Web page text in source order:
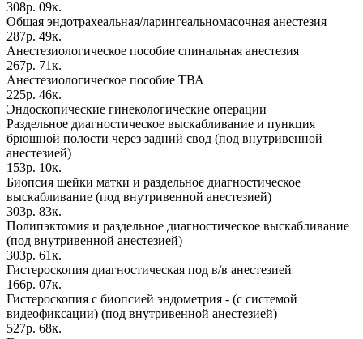
308р. 09к.
Общая эндотрахеальная/ларингеальномасочная анестезия
287р. 49к.
Анестезиологическое пособие спинальная анестезия
267р. 71к.
Анестезиологическое пособие ТВА
225р. 46к.
Эндоскопические гинекологические операции
Раздельное диагностическое выскабливание и пункция
брюшной полости через задний свод (под внутривенной
анестезией)
153р. 10к.
Биопсия шейки матки и раздельное диагностическое
выскабливание (под внутривенной анестезией)
303р. 83к.
Полипэктомия и раздельное диагностическое выскабливание
(под внутривенной анестезией)
303р. 61к.
Гистероскопия диагностическая под в/в анестезией
166р. 07к.
Гистероскопия с биопсией эндометрия - (с системой
видеофиксации) (под внутривенной анестезией)
527р. 68к.